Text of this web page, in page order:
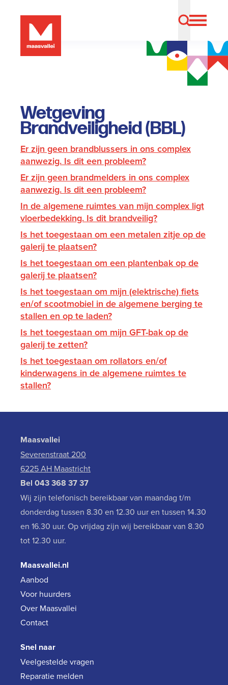
Wetgeving
Brandveiligheid (BBL)
Er zijn geen brandblussers in ons complex
aanwezig. Is dit een probleem?
Er zijn geen brandmelders in ons complex
aanwezig. Is dit een probleem?
In de algemene ruimtes van mijn complex ligt
vloerbedekking. Is dit brandveilig?
Is het toegestaan om een metalen zitje op de
galerij te plaatsen?
Is het toegestaan om een plantenbak op de
galerij te plaatsen?
Is het toegestaan om mijn (elektrische) fiets
en/of scootmobiel in de algemene berging te
stallen en op te laden?
Is het toegestaan om mijn GFT-bak op de
galerij te zetten?
Is het toegestaan om rollators en/of
kinderwagens in de algemene ruimtes te
stallen?
Maasvallei
Severenstraat 200
6225 AH Maastricht
Bel 043 368 37 37
Wij zijn telefonisch bereikbaar van maandag t/m
donderdag tussen 8.30 en 12.30 uur en tussen 14.30
en 16.30 uur. Op vrijdag zijn wij bereikbaar van 8.30
tot 12.30 uur.
Maasvallei.nl
Aanbod
Voor huurders
Over Maasvallei
Contact
Snel naar
Veelgestelde vragen
Reparatie melden